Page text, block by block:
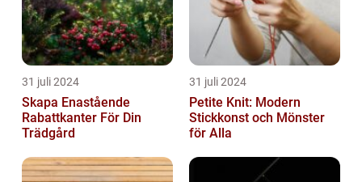
31 juli 2024
Skapa Enastående
Rabattkanter För Din
Trädgård
31 juli 2024
Petite Knit: Modern
Stickkonst och Mönster
för Alla